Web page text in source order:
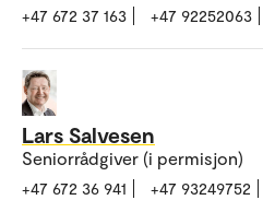
+47 672 37 163 +47 92252063
Lars Salvesen
Seniorrådgiver (i permisjon)
+47 672 36 941 +47 93249752